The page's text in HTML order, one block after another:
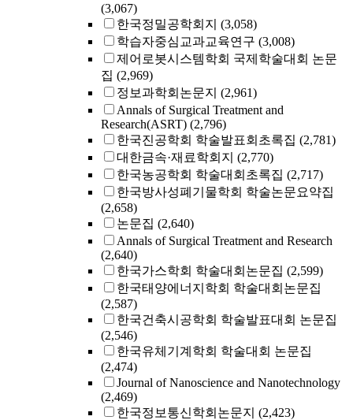
(3,067)
한국정밀공학회지 (3,058)
학습자중심교과교육연구 (3,008)
제어로봇시스템학회 국제학술대회 논문
집 (2,969)
정보과학회논문지 (2,961)
Annals of Surgical Treatment and
Research(ASRT) (2,796)
한국진공학회 학술발표회초록집 (2,781)
대한금속·재료학회지 (2,770)
한국농공학회 학술대회초록집 (2,717)
한국방사성폐기물학회 학술논문요약집
(2,658)
논문집 (2,640)
Annals of Surgical Treatment and Research
(2,640)
한국가스학회 학술대회논문집 (2,599)
한국태양에너지학회 학술대회논문집
(2,587)
한국건축시공학회 학술발표대회 논문집
(2,546)
한국유체기계학회 학술대회 논문집
(2,474)
Journal of Nanoscience and Nanotechnology
(2,469)
한국정보통신학회논문지 (2,423)